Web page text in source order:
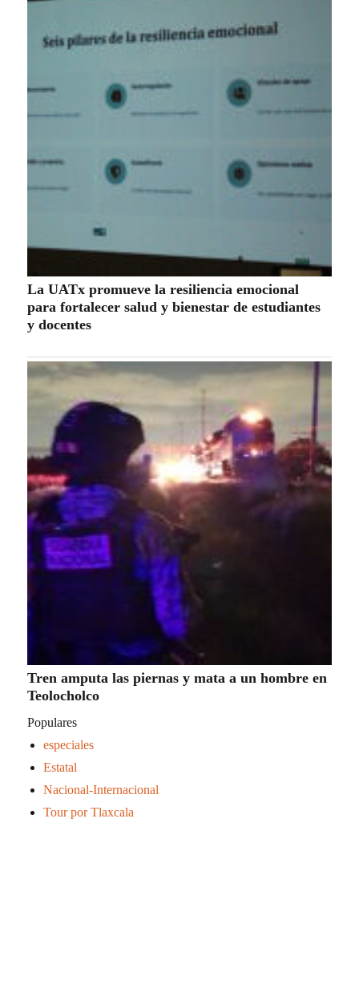
La UATx promueve la resiliencia emocional
para fortalecer salud y bienestar de estudiantes
y docentes
Tren amputa las piernas y mata a un hombre en
Teolocholco
Populares
especiales
Estatal
Nacional-Internacional
Tour por Tlaxcala